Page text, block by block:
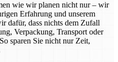
wie wir planen nicht nur – wir
Erfahrung und unserem
dafür, dass nichts dem Zufall
Verpackung, Transport oder
sparen Sie nicht nur Zeit,